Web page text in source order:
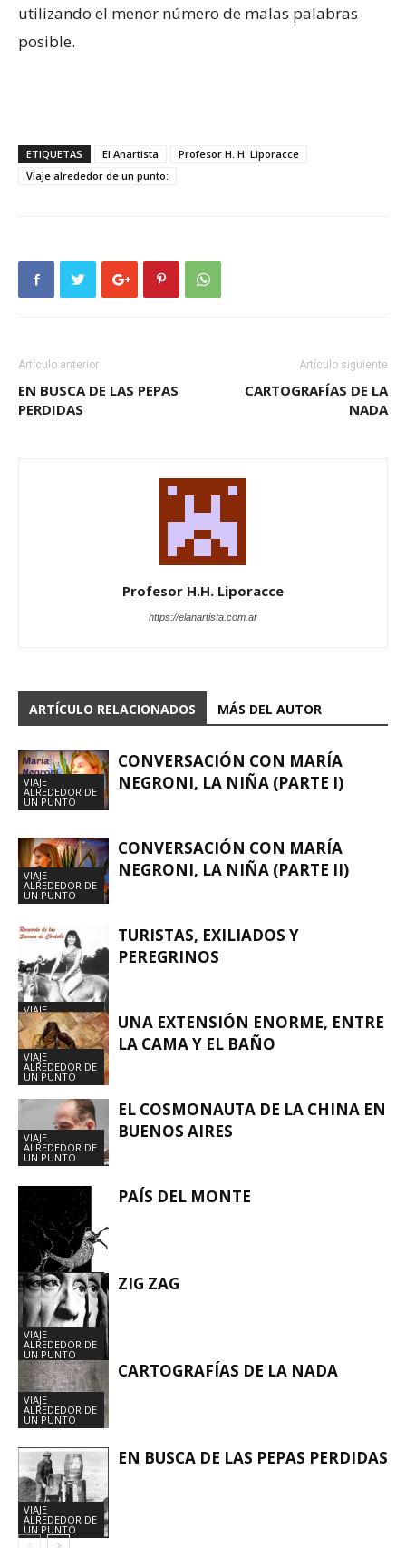
utilizando el menor número de malas palabras
posible.
ETIQUETAS El Anartista
Profesor H. H. Liporacce
Viaje alrededor de un punto:
Artículo anterior
EN BUSCA DE LAS PEPAS
PERDIDAS
Artículo siguiente
CARTOGRAFÍAS DE LA
NADA
Profesor H.H. Liporacce
https://elanartista.com.ar
ARTÍCULO RELACIONADOS MÁS DEL AUTOR
VIAJE
ALREDEDOR DE
UN PUNTO
CONVERSACIÓN CON MARÍA
NEGRONI, LA NIÑA (PARTE I)
VIAJE
ALREDEDOR DE
UN PUNTO
CONVERSACIÓN CON MARÍA
NEGRONI, LA NIÑA (PARTE II)
VIAJE
ALREDEDOR DE
UN PUNTO
TURISTAS, EXILIADOS Y
PEREGRINOS
VIAJE
ALREDEDOR DE
UN PUNTO
UNA EXTENSIÓN ENORME, ENTRE
LA CAMA Y EL BAÑO
VIAJE
ALREDEDOR DE
UN PUNTO
EL COSMONAUTA DE LA CHINA EN
BUENOS AIRES
VIAJE
ALREDEDOR DE
UN PUNTO
PAÍS DEL MONTE
VIAJE
ALREDEDOR DE
UN PUNTO
ZIG ZAG
VIAJE
ALREDEDOR DE
UN PUNTO
CARTOGRAFÍAS DE LA NADA
VIAJE
ALREDEDOR DE
UN PUNTO
EN BUSCA DE LAS PEPAS PERDIDAS